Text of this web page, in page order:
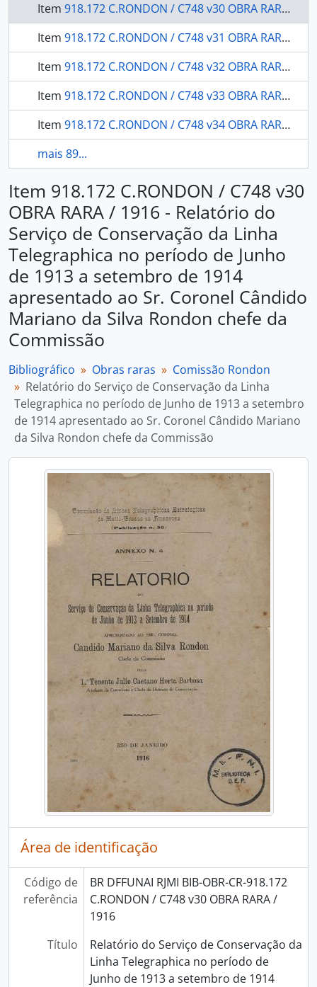
Item 918.172 C.RONDON / C748 v30 OBRA RARA / 1916 - Relatório do Serviço de Conservação da Linha Telegraphica no período de Junho de 1913 a setembro de 1914 apresentado ao Sr. Coronel Cândido Mariano da Silva Rondon chefe da Commissão
Item 918.172 C.RONDON / C748 v31 OBRA RARA / 1916 - Relatório da Expedição dos Campos de Commemoração de Floriano ao Rio Guaporé
Item 918.172 C.RONDON / C748 v32 OBRA RARA / 1916 - Serviço Sanitário Relatório apresentado ao Sr. Coronel de Engenharia Cândido Mariano da Silva Rondon chefe da Commissão
Item 918.172 C.RONDON / C748 v33 OBRA RARA / 1916 - História Natural Botânica
Item 918.172 C.RONDON / C748 v34 OBRA RARA / 1916 - Exploração do rio Paranatinga e seu levantamento topographico bem como o dos rios São Manoel e Telles Pires: relatório apresentado ao chefe da Commissão Coronel Cândido Mariano da Silva Rondon.
mais 89...
Item 918.172 C.RONDON / C748 v30
OBRA RARA / 1916 - Relatório do
Serviço de Conservação da Linha
Telegraphica no período de Junho
de 1913 a setembro de 1914
apresentado ao Sr. Coronel Cândido
Mariano da Silva Rondon chefe da
Commissão
Bibliográfico Obras raras
Comissão Rondon
Relatório do Serviço de Conservação da Linha
Telegraphica no período de Junho de 1913 a setembro
de 1914 apresentado ao Sr. Coronel Cândido Mariano
da Silva Rondon chefe da Commissão
Área de identificação
Código de
referência
BR DFFUNAI RJMI BIB-OBR-CR-918.172
C.RONDON / C748 v30 OBRA RARA /
1916
Título
Relatório do Serviço de Conservação da
Linha Telegraphica no período de
Junho de 1913 a setembro de 1914